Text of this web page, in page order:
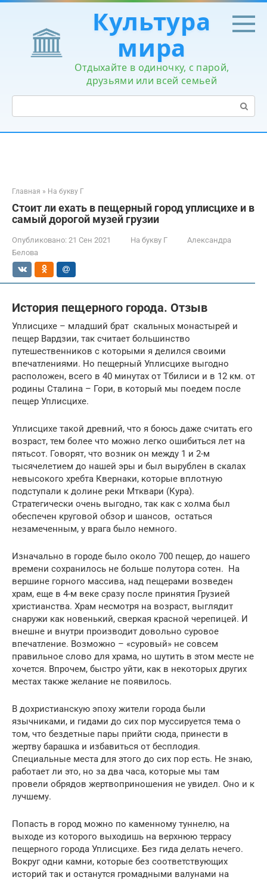
Перейти
контенту
Культура
мира
Отдыхайте в одиночку, с парой,
друзьями или всей семьей
Поиск:
Главная » На букву Г
Стоит ли ехать в пещерный город уплисцихе и в
самый дорогой музей грузии
Опубликовано: 21 Сен 2021 На букву Г
Александра
Белова
История пещерного города. Отзыв
Уплисцихе – младший брат скальных монастырей и
пещер Вардзии, так считает большинство
путешественников с которыми я делился своими
впечатлениями. Но пещерный Уплисцихе выгодно
расположен, всего в 40 минутах от Тбилиси и в 12 км. от
родины Сталина – Гори, в который мы поедем после
пещер Уплисцихе.
Уплисцихе такой древний, что я боюсь даже считать его
возраст, тем более что можно легко ошибиться лет на
пятьсот. Говорят, что возник он между 1 и 2-м
тысячелетием до нашей эры и был вырублен в скалах
невысокого хребта Квернаки, которые вплотную
подступали к долине реки Мтквари (Кура).
Стратегически очень выгодно, так как с холма был
обеспечен круговой обзор и шансов, остаться
незамеченным, у врага было немного.
Изначально в городе было около 700 пещер, до нашего
времени сохранилось не больше полутора сотен. На
вершине горного массива, над пещерами возведен
храм, еще в 4-м веке сразу после принятия Грузией
христианства. Храм несмотря на возраст, выглядит
снаружи как новенький, сверкая красной черепицей. И
внешне и внутри производит довольно суровое
впечатление. Возможно – «суровый» не совсем
правильное слово для храма, но шутить в этом месте не
хочется. Впрочем, быстро уйти, как в некоторых других
местах также желание не появилось.
В дохристианскую эпоху жители города были
язычниками, и гидами до сих пор муссируется тема о
том, что бездетные пары прийти сюда, принести в
жертву барашка и избавиться от бесплодия.
Специальные места для этого до сих пор есть. Не знаю,
работает ли это, но за два часа, которые мы там
провели обрядов жертвоприношения не увидел. Оно и к
лучшему.
Попасть в город можно по каменному туннелю, на
выходе из которого выходишь на верхнюю террасу
пещерного города Уплисцихе. Без гида делать нечего.
Вокруг одни камни, которые без соответствующих
историй так и останутся громадными валунами на